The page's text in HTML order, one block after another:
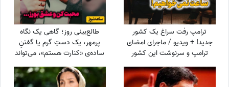
ترامپ رفت سراغ یک کشور
جدید! + ویدیو / ماجرای امضای
ترامپ و سرنوشت این کشور
طالع‌بینی روز؛ گاهی یک نگاه
پرمهر، یک دستِ گرم یا گفتنِ
ساده‌ی «کنارت هستم»، می‌تواند
شنبه 17 مرداد 1405